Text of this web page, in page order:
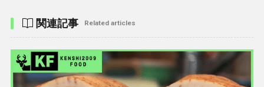
関連記事 Related articles